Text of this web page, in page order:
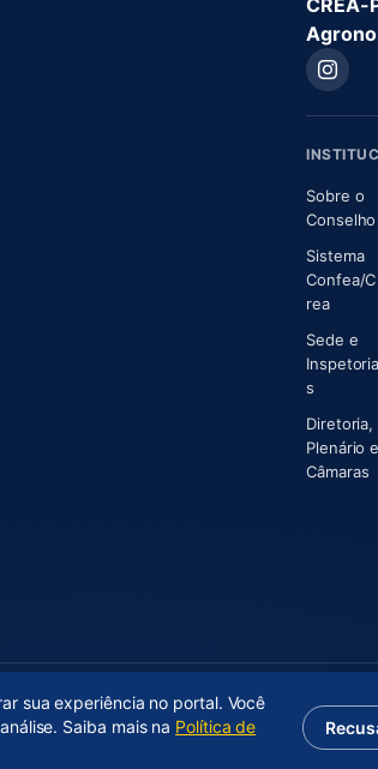
CREA-
Sobre o
Conselho
Sistema
Confea/C
rea(abre
Sede e
s
Diretoria,
Plenário
Câmaras
(abre em nova aba)
sua experiência no portal. Você
Saiba mais na Política de